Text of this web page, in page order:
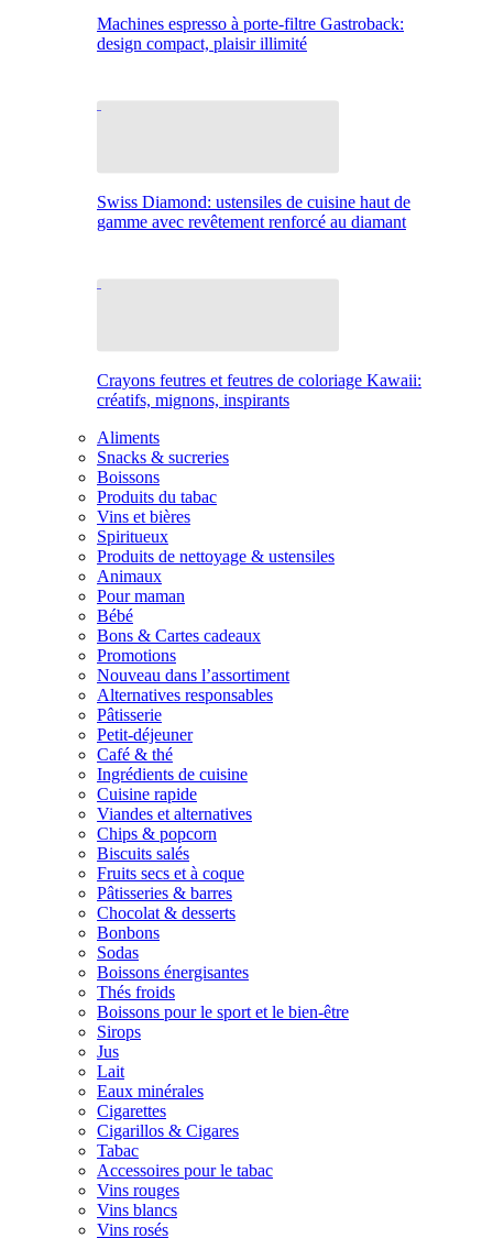
Machines espresso à porte-filtre Gastroback:
design compact, plaisir illimité
Swiss Diamond: ustensiles de cuisine haut de
gamme avec revêtement renforcé au diamant
Crayons feutres et feutres de coloriage Kawaii:
créatifs, mignons, inspirants
Aliments
Snacks & sucreries
Boissons
Produits du tabac
Vins et bières
Spiritueux
Produits de nettoyage & ustensiles
Animaux
Pour maman
Bébé
Bons & Cartes cadeaux
Promotions
Nouveau dans l’assortiment
Alternatives responsables
Pâtisserie
Petit-déjeuner
Café & thé
Ingrédients de cuisine
Cuisine rapide
Viandes et alternatives
Chips & popcorn
Biscuits salés
Fruits secs et à coque
Pâtisseries & barres
Chocolat & desserts
Bonbons
Sodas
Boissons énergisantes
Thés froids
Boissons pour le sport et le bien-être
Sirops
Jus
Lait
Eaux minérales
Cigarettes
Cigarillos & Cigares
Tabac
Accessoires pour le tabac
Vins rouges
Vins blancs
Vins rosés